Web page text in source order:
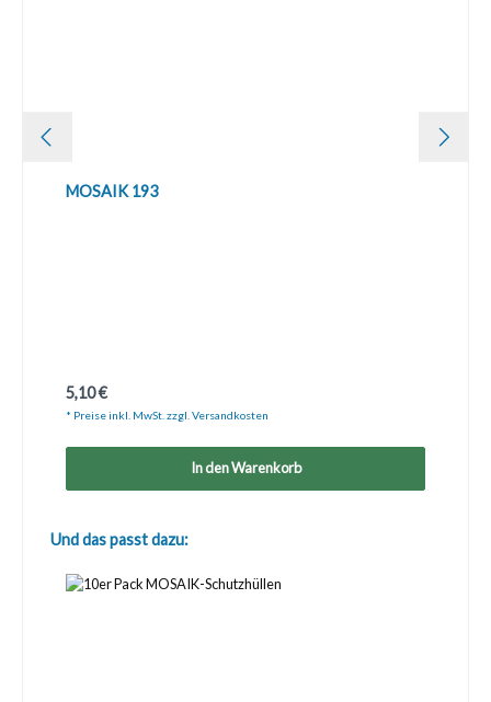
MOSAIK 193
Regulärer Preis:
5,10 €
* Preise inkl. MwSt. zzgl. Versandkosten
In den Warenkorb
Produktgalerie überspringen
Und das passt dazu: